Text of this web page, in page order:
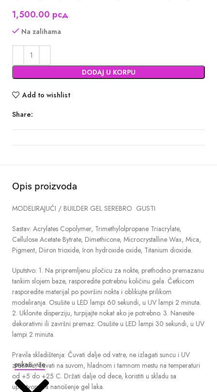
1,500.00 рсд
Na zalihama
DODAJ U KORPU
Add to wishlist
Share:
Opis proizvoda
MODELIRAJUĆI / BUILDER GEL SEREBRO GUSTI
Sastav: Acrylates Copolymer, Trimethylolpropane Triacrylate,
Cellulose Acetate Bytrate, Dimethicone, Microcrystalline Wax, Mica,
Pigment, Diiron trioxide, Iron hydroxide oxide, Titanium dioxide.
Uputstvo: 1. Na pripremljenu pločicu za nokte, prethodno premazanu
tankim slojem baze, rasporedite potrebnu količinu gela. Četkicom
rasporedite materijal po površini nokta i oblikujte prilikom
modeliranja. Osušite u LED lampi 60 sekundi, u UV lampi 2 minuta.
2. Uklonite disperziju, turpijajte nokat ako je potrebno. 3. Nanesite
dekorativni ili završni premaz. Osušite u LED lampi 30 sekundi, u UV
lampi 2 minuta.
Pravila skladištenja: Čuvati dalje od vatre, ne izlagati suncu i UV
zracima, čuvati na suvom, hladnom i tamnom mestu na temperaturi
od +5 do +25 C. Držati dalje od dece, koristiti u skladu sa
uputstvom za nanošenje gel laka.
prikaži više